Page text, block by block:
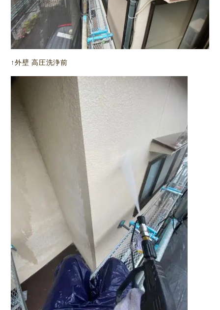
↑外壁 高圧洗浄前